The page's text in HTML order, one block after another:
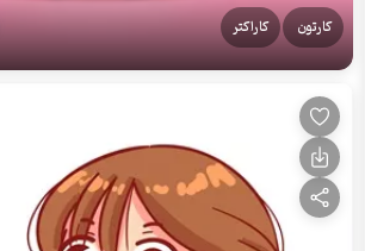
کارتون کاراکتر